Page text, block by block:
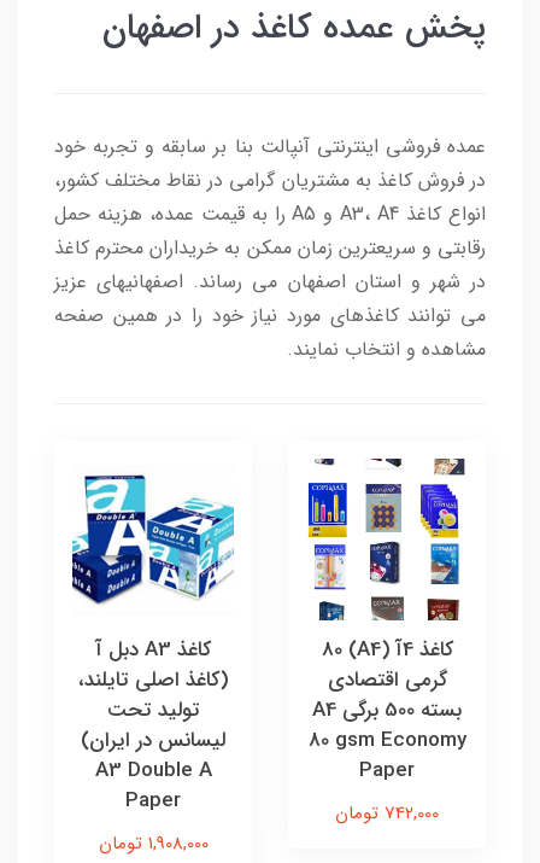
پخش عمده کاغذ در اصفهان
عمده فروشی اینترنتی آنپالت بنا بر سابقه و تجربه خود
در فروش کاغذ به مشتریان گرامی در نقاط مختلف کشور،
انواع کاغذ A3، A4 و A5 را به قیمت عمده، هزینه حمل
رقابتی و سریعترین زمان ممکن به خریداران محترم کاغذ
در شهر و استان اصفهان می رساند. اصفهانیهای عزیز
می توانند کاغذهای مورد نیاز خود را در همین صفحه
مشاهده و انتخاب نمایند.
کاغذ 4آ (A4) 80
گرمی اقتصادی
بسته 500 برگی A4
80 gsm Economy
Paper
742,000 تومان
کاغذ A3 دبل آ
(کاغذ اصلی تایلند،
تولید تحت
لیسانس در ایران)
A3 Double A
Paper
1,908,000 تومان